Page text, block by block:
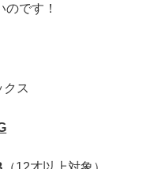
です！
クス